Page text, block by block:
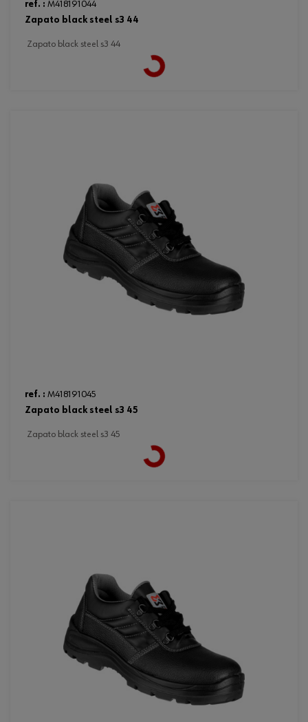
ref. : M418191044
zapato black steel s3 44
zapato black steel s3 44
ref. : M418191045
zapato black steel s3 45
zapato black steel s3 45